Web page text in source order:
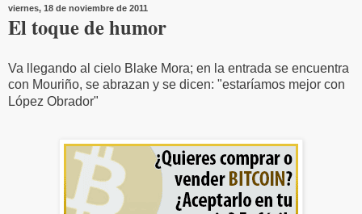
viernes, 18 de noviembre de 2011
El toque de humor
Va llegando al cielo Blake Mora; en la entrada se encuentra
con Mouriño, se abrazan y se dicen: "estaríamos mejor con
López Obrador"